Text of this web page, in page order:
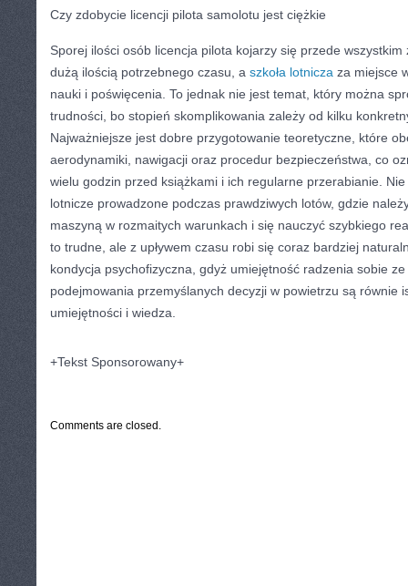
Czy zdobycie licencji pilota samolotu jest ciężkie
Sporej ilości osób licencja pilota kojarzy się przede wszystkim
dużą ilością potrzebnego czasu, a szkoła lotnicza za miejsce
nauki i poświęcenia. To jednak nie jest temat, który można
trudności, bo stopień skomplikowania zależy od kilku
Najważniejsze jest dobre przygotowanie teoretyczne, które
aerodynamiki, nawigacji oraz procedur bezpieczeństwa, co
wielu godzin przed książkami i ich regularne przerabianie.
lotnicze prowadzone podczas prawdziwych lotów, gdzie
maszyną w rozmaitych warunkach i się nauczyć szybkiego
to trudne, ale z upływem czasu robi się coraz bardziej
kondycja psychofizyczna, gdyż umiejętność radzenia sobie
podejmowania przemyślanych decyzji w powietrzu są równie
umiejętności i wiedza.
+Tekst Sponsorowany+
Comments are closed.